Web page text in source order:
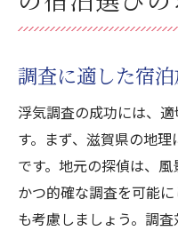
調査に適した宿
浮気調査の成功には、
す。まず、滋賀県の地
です。地元の探偵は、
かつ的確な調査を可能
も考慮しましょう。調